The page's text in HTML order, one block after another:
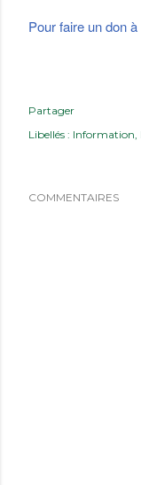
Pour faire un don
Partager
Libellés : Information
COMMENTAIRES